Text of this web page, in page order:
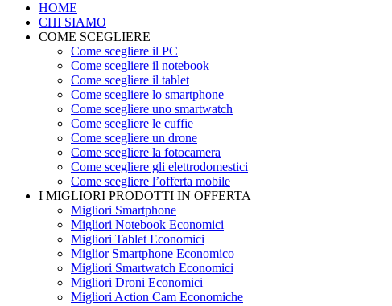
HOME
CHI SIAMO
COME SCEGLIERE
Come scegliere il PC
Come scegliere il notebook
Come scegliere il tablet
Come scegliere lo smartphone
Come scegliere uno smartwatch
Come scegliere le cuffie
Come scegliere un drone
Come scegliere la fotocamera
Come scegliere gli elettrodomestici
Come scegliere l’offerta mobile
I MIGLIORI PRODOTTI IN OFFERTA
Migliori Smartphone
Migliori Notebook Economici
Migliori Tablet Economici
Miglior Smartphone Economico
Migliori Smartwatch Economici
Migliori Droni Economici
Migliori Action Cam Economiche